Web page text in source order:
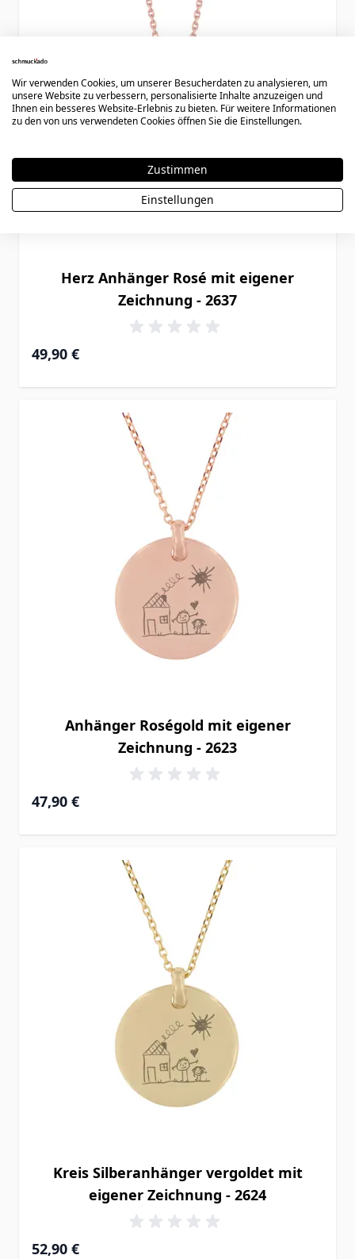
Herz Anhänger Rosé mit eigener
Zeichnung - 2637
49,90 €
Anhänger Roségold mit eigener
Zeichnung - 2623
47,90 €
Kreis Silberanhänger vergoldet mit
eigener Zeichnung - 2624
52,90 €
Wir verwenden Cookies, um unserer Besucherdaten zu analysieren, um
unsere Website zu verbessern, personalisierte Inhalte anzuzeigen und
Ihnen ein besseres Website-Erlebnis zu bieten. Für weitere Informationen
zu den von uns verwendeten Cookies öffnen Sie die Einstellungen.
Zustimmen
Einstellungen